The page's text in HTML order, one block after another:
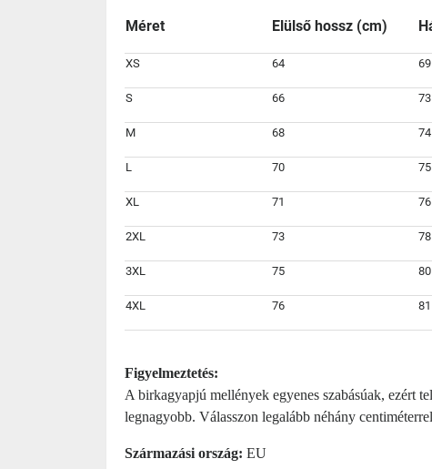
Méret Elülső hossz (cm)
XS 64 69
S 66 73
M 68 74
L 70 75
XL 71 76
2XL 73 78
3XL 75 80
4XL 76 81
Figyelmeztetés:
A birkagyapjú mellények egyenes szabásúak, ezért
legnagyobb. Válasszon legalább néhány
Származási ország: EU